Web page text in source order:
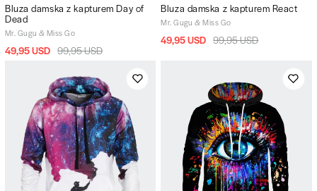
Bluza damska z kapturem Day of
Dead
Mr. Gugu & Miss Go
49,95 USD 99,95 USD
Bluza damska z kapturem React
Mr. Gugu & Miss Go
49,95 USD 99,95 USD